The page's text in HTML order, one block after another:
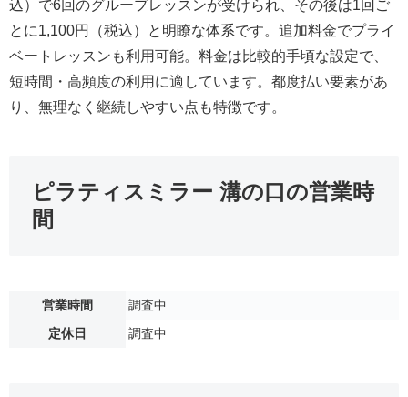
込）で6回のグループレッスンが受けられ、その後は1回ご
とに1,100円（税込）と明瞭な体系です。追加料金でプライ
ベートレッスンも利用可能。料金は比較的手頃な設定で、
短時間・高頻度の利用に適しています。都度払い要素があ
り、無理なく継続しやすい点も特徴です。
ピラティスミラー 溝の口の営業時
間
営業時間
調査中
定休日
調査中